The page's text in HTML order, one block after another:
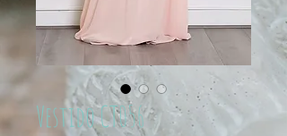
Vestido CT056